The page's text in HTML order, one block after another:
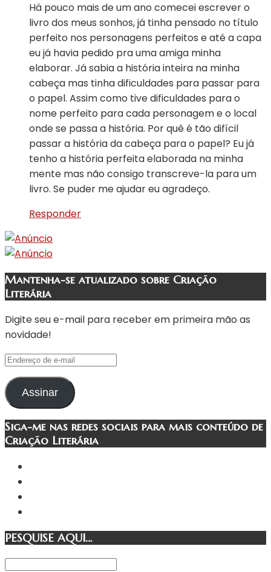
Há pouco mais de um ano comecei escrever o
livro dos meus sonhos, já tinha pensado no título
perfeito nos personagens perfeitos e até a capa
eu já havia pedido pra uma amiga minha
elaborar. Já sabia a história inteira na minha
cabeça mas tinha dificuldades para passar para
o papel. Assim como tive dificuldades para o
nome perfeito para cada personagem e o local
onde se passa a história. Por quê é tão difícil
passar a história da cabeça para o papel? Eu já
tenho a história perfeita elaborada na minha
mente mas não consigo transcreve-la para um
livro. Se puder me ajudar eu agradeço.
Responder
Mantenha-se atualizado sobre Criação
Literária
Digite seu e-mail para receber em primeira mão as
novidade!
Endereço
de
e-
mail
Assinar
Siga-me nas redes sociais para mais conteúdo de
Criação Literária
PESQUISE AQUI…